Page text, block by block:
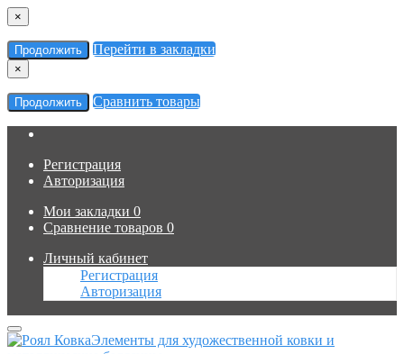
×
Продолжить Перейти в закладки
×
Продолжить Сравнить товары
Регистрация
Авторизация
Мои закладки 0
Сравнение товаров 0
Личный кабинет
Регистрация
Авторизация
Элементы для художественной ковки и